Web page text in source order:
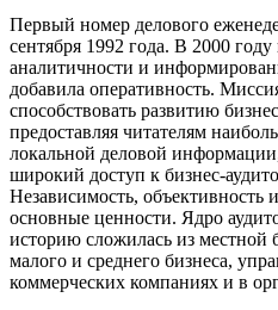
Первый номер делового
сентября 1992 года. В 2000
аналитичности и
добавила оперативность.
способствовать развитию
предоставляя читателям
локальной деловой
широкий доступ к бизнес-
Независимость, объективность
основные ценности. Ядро
историю сложилась из местной
малого и среднего бизнеса,
коммерческих компаниях и в